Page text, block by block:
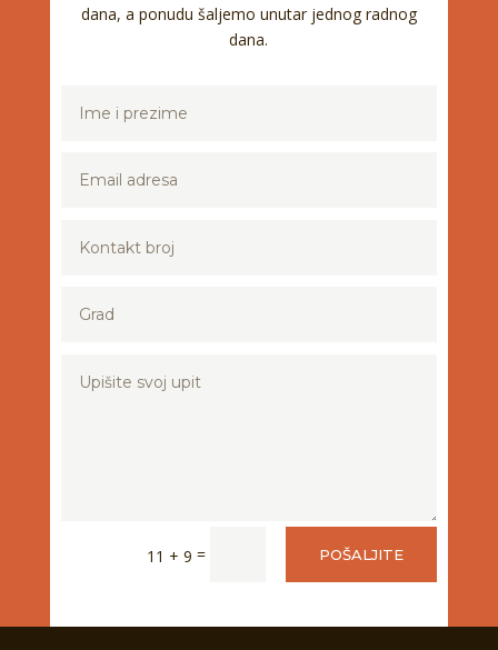
dana, a ponudu šaljemo unutar jednog radnog
dana.
11 + 9 = POŠALJITE